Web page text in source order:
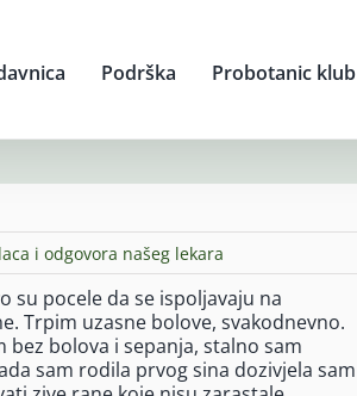
Podrška Probotanic klub
i odgovora našeg lekara
su pocele da se ispoljavaju na
Trpim uzasne bolove, svakodnevno.
bez bolova i sepanja, stalno sam
sam rodila prvog sina dozivjela sam